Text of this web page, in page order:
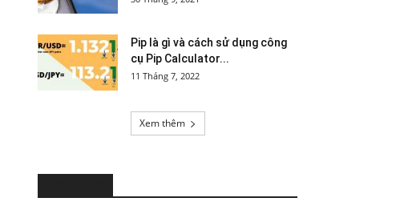
Pip là gì và cách sử dụng công
cụ Pip Calculator...
11 Tháng 7, 2022
Xem thêm